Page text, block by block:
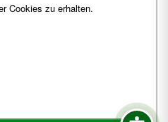
Cookies zu erhalten.